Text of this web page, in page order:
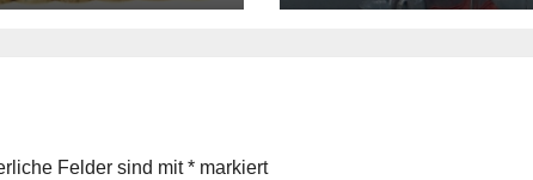
Felder sind mit* markiert